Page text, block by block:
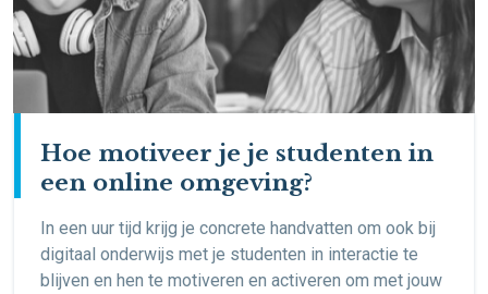
Hoe motiveer je je studenten in
een online omgeving?
In een uur tijd krijg je concrete handvatten om ook bij
digitaal onderwijs met je studenten in interactie te
blijven en hen te motiveren en activeren om met jouw